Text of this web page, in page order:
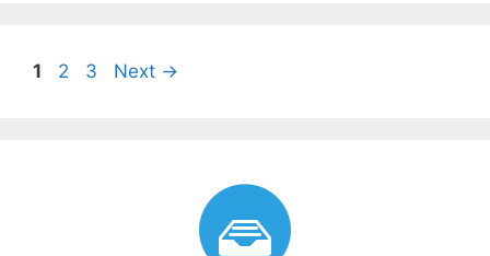
Navigacija
Page
1 Page
2 Page
3 Next →